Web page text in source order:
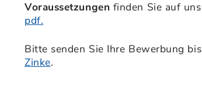
Voraussetzungen finden Sie auf
pdf.
Bitte senden Sie Ihre Bewerbung
Zinke.